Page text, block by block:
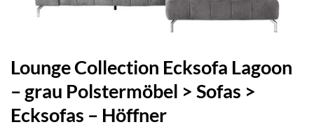
Lounge Collection Ecksofa Lagoon
– grau Polstermöbel > Sofas >
Ecksofas – Höffner